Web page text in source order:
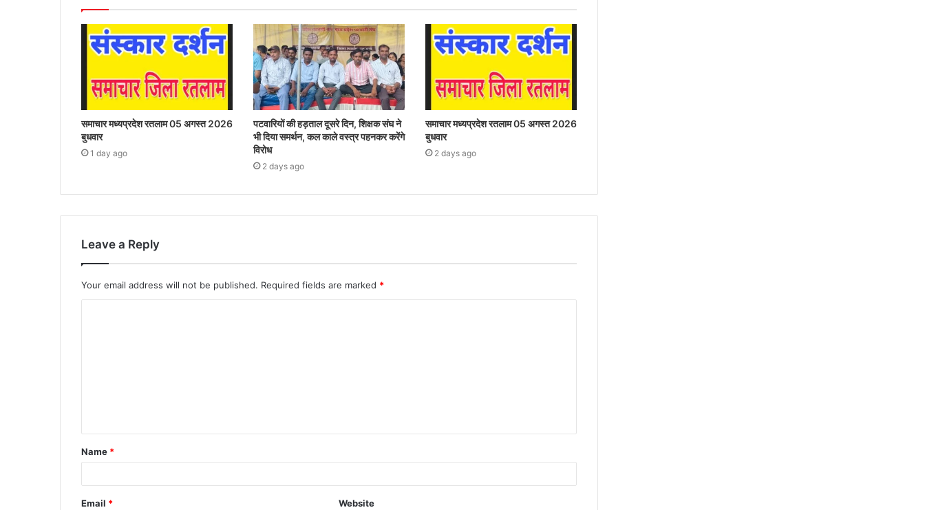
समाचार मध्यप्रदेश रतलाम 05 अगस्त 2026
बुधवार
1 day ago
पटवारियों की हड़ताल दूसरे दिन, शिक्षक संघ ने
भी दिया समर्थन, कल काले वस्त्र पहनकर करेंगे
विरोध
2 days ago
समाचार मध्यप्रदेश रतलाम 05 अगस्त 2026
बुधवार
2 days ago
Leave a Reply
Your email address will not be published. Required fields are marked *
Name *
Email * Website